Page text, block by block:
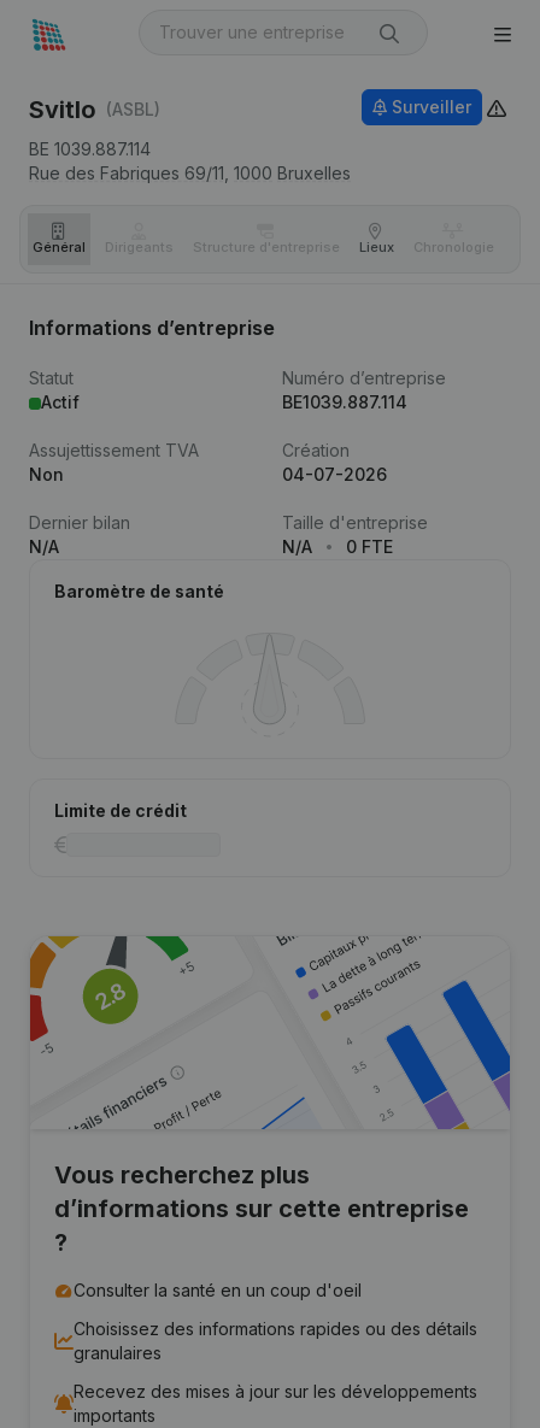
Svitlo (ASBL)
BE 1039.887.114
Rue des Fabriques 69/11, 1000 Bruxelles
Surveiller
Général Dirigeants Structure d'entreprise Lieux Chronologie
Informations d’entreprise
Statut
Actif
Numéro d’entreprise
BE1039.887.114
Assujettissement TVA
Non
Création
04-07-2026
Dernier bilan
N/A
Taille d'entreprise
N/A
0 FTE
Baromètre de santé
Limite de crédit
Vous recherchez plus
d’informations sur cette entreprise
?
Consulter la santé en un coup d'oeil
Choisissez des informations rapides ou des détails
granulaires
Recevez des mises à jour sur les développements
importants